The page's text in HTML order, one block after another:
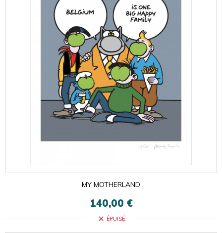
MY MOTHERLAND
140,00 €
close ÉPUISÉ